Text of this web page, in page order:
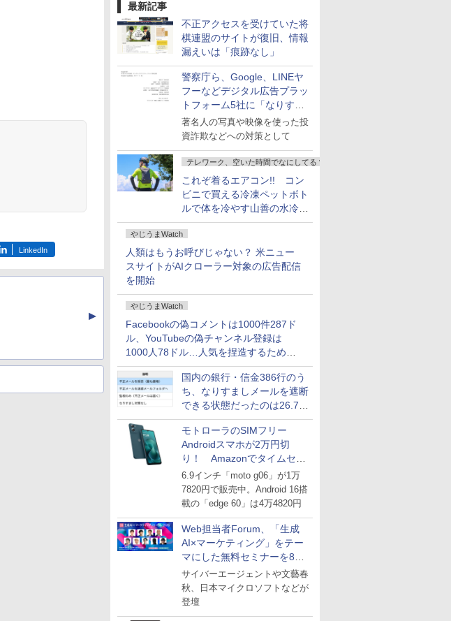
最新記事
不正アクセスを受けていた将
棋連盟のサイトが復旧、情報
漏えいは「痕跡なし」
警察庁ら、Google、LINEヤ
フーなどデジタル広告プラッ
トフォーム5社に「なりすま
し詐欺広告」対策強化を要請
著名人の写真や映像を使った投
資詐欺などへの対策として
テレワーク、空いた時間でなにしてる？
これぞ着るエアコン!! コン
ビニで買える冷凍ペットボト
ルで体を冷やす山善の水冷ベ
ストがロードバイクにちょう
どいい【ぼっち・ざ・ろー
ど！その14】
やじうまWatch
人類はもうお呼びじゃない？ 米ニュー
スサイトがAIクローラー対象の広告配信
を開始
やじうまWatch
Facebookの偽コメントは1000件287ド
ル、YouTubeの偽チャンネル登録は
1000人78ドル…人気を捏造するための
価格リストが公開中
国内の銀行・信金386行のう
ち、なりすましメールを遮断
できる状態だったのは26.7％
にとどまる～GMOブランド
セキュリティ調査
モトローラのSIMフリー
Androidスマホが2万円切
り！ Amazonでタイムセー
ル
6.9インチ「moto g06」が1万
7820円で販売中。Android 16搭
載の「edge 60」は4万4820円
Web担当者Forum、「生成
AI×マーケティング」をテー
マにした無料セミナーを8月
27日にオンライン開催
サイバーエージェントや文藝春
秋、日本マイクロソフトなどが
登壇
LinkedIn
▲